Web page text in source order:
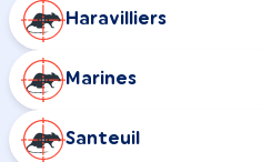
Haravilliers
Marines
Santeuil